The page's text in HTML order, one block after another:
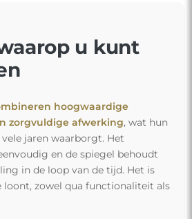
u kunt
hoogwaardige
zorgvuldige afwerking, wat hun
jaren waarborgt. Het
en de spiegel behoudt
in de loop van de tijd. Het is
loont, zowel qua functionaliteit als